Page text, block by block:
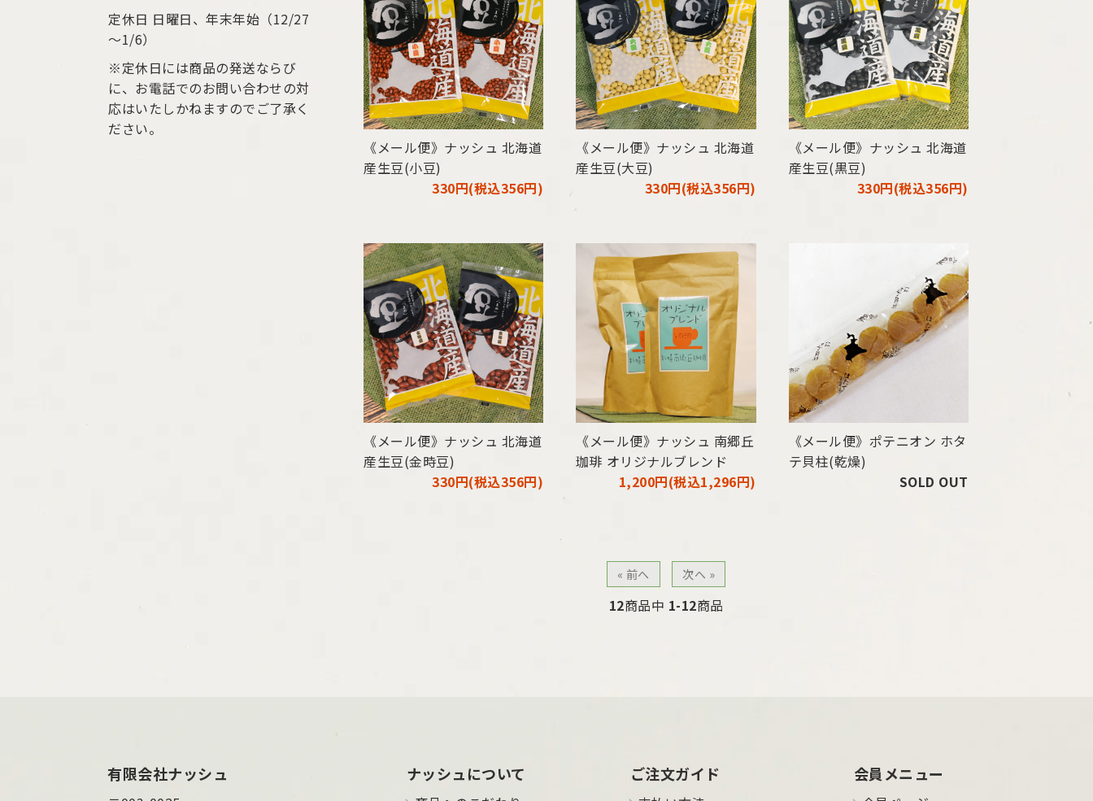
《メール便》ナッシュ 北海道
産生豆(小豆)
330円(税込356円)
《メール便》ナッシュ 北海道
産生豆(大豆)
330円(税込356円)
《メール便》ナッシュ 北海道
産生豆(黒豆)
330円(税込356円)
《メール便》ナッシュ 北海道
産生豆(金時豆)
330円(税込356円)
《メール便》ナッシュ 南郷丘
珈琲 オリジナルブレンド
1,200円(税込1,296円)
《メール便》ポテニオン ホタ
テ貝柱(乾燥)
SOLD OUT
« 前へ 次へ »
12商品中 1-12商品
定休日 日曜日、年末年始（12/27
～1/6）
※定休日には商品の発送ならび
に、お電話でのお問い合わせの対
応はいたしかねますのでご了承く
ださい。
有限会社ナッシュ ナッシュについて ご注文ガイド 会員メニュー